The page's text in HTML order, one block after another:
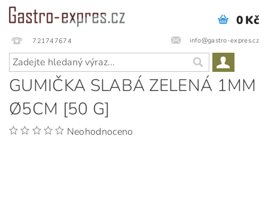
721747674 info@gastro-expres.cz
0 Kč
GUMIČKA SLABÁ ZELENÁ 1MM
Ø5CM [50 G]
Neohodnoceno